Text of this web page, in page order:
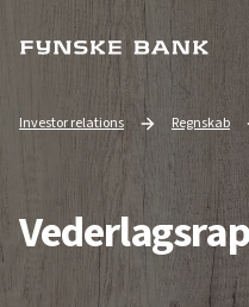
Investor relations
Go to Regnskab
Go to